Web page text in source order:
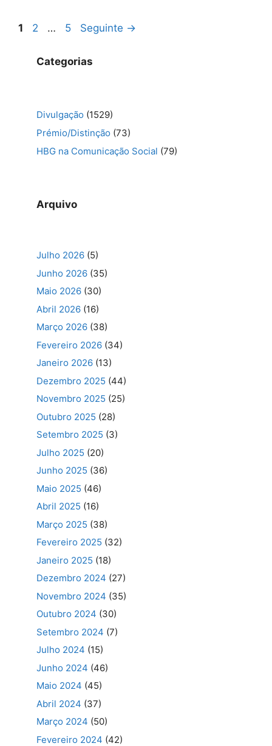
Navegação
artigos
Página
1 Página
2 … Página
5 Seguinte →
Categorias
Divulgação (1529)
Prémio/Distinção (73)
HBG na Comunicação Social (79)
Arquivo
Julho 2026 (5)
Junho 2026 (35)
Maio 2026 (30)
Abril 2026 (16)
Março 2026 (38)
Fevereiro 2026 (34)
Janeiro 2026 (13)
Dezembro 2025 (44)
Novembro 2025 (25)
Outubro 2025 (28)
Setembro 2025 (3)
Julho 2025 (20)
Junho 2025 (36)
Maio 2025 (46)
Abril 2025 (16)
Março 2025 (38)
Fevereiro 2025 (32)
Janeiro 2025 (18)
Dezembro 2024 (27)
Novembro 2024 (35)
Outubro 2024 (30)
Setembro 2024 (7)
Julho 2024 (15)
Junho 2024 (46)
Maio 2024 (45)
Abril 2024 (37)
Março 2024 (50)
Fevereiro 2024 (42)